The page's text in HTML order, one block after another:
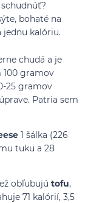
bohaté na
kalóriu.
chudá a je
gramov
25 gramov
Patria sem
1 šálka (226
tuku a 28
obľubujú tofu,
71 kalórií, 3,5